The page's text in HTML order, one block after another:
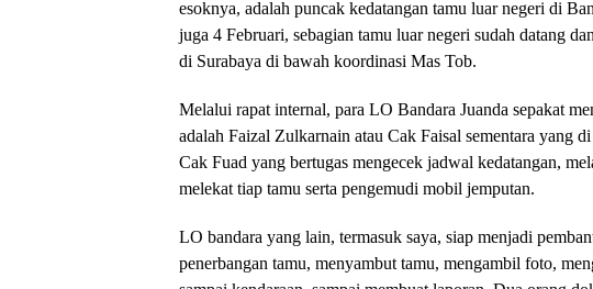
esoknya, adalah puncak kedatangan tamu luar negeri di
juga 4 Februari, sebagian tamu luar negeri sudah datang
di Surabaya di bawah koordinasi Mas Tob.
Melalui rapat internal, para LO Bandara Juanda sepakat
adalah Faizal Zulkarnain atau Cak Faisal sementara yang
Cak Fuad yang bertugas mengecek jadwal kedatangan,
melekat tiap tamu serta pengemudi mobil jemputan.
LO bandara yang lain, termasuk saya, siap menjadi
penerbangan tamu, menyambut tamu, mengambil foto,